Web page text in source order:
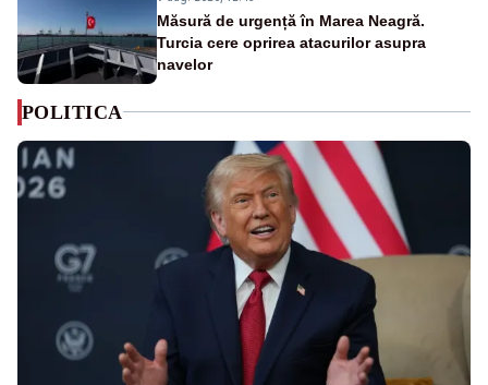
Măsură de urgență în Marea Neagră.
Turcia cere oprirea atacurilor asupra
navelor
POLITICA